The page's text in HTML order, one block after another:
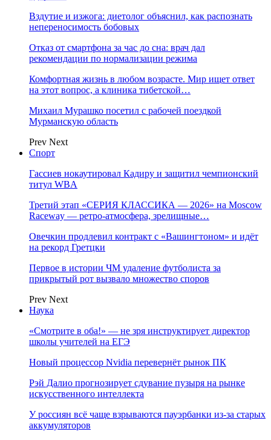
Вздутие и изжога: диетолог объяснил, как распознать
непереносимость бобовых
Отказ от смартфона за час до сна: врач дал
рекомендации по нормализации режима
Комфортная жизнь в любом возрасте. Мир ищет ответ
на этот вопрос, а клиника тибетской…
Михаил Мурашко посетил с рабочей поездкой
Мурманскую область
Prev Next
Спорт
Гассиев нокаутировал Кадиру и защитил чемпионский
титул WBA
Третий этап «СЕРИЯ КЛАССИКА — 2026» на Moscow
Raceway — ретро‑атмосфера, зрелищные…
Овечкин продлевил контракт с «Вашингтоном» и идёт
на рекорд Гретцки
Первое в истории ЧМ удаление футболиста за
прикрытый рот вызвало множество споров
Prev Next
Наука
«Смотрите в оба!» — не зря инструктирует директор
школы учителей на ЕГЭ
Новый процессор Nvidia перевернёт рынок ПК
Рэй Далио прогнозирует сдувание пузыря на рынке
искусственного интеллекта
У россиян всё чаще взрываются пауэрбанки из-за старых
аккумуляторов